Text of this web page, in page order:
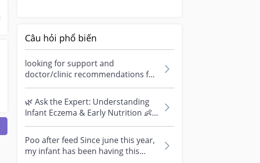
Câu hỏi phổ biến
looking for support and
doctor/clinic recommendations for
a medical abortion i'm feeling really
over...
🌿 Ask the Expert: Understanding
Infant Eczema & Early Nutrition 👶
Have questions about eczema,
sensi...
Poo after feed Since june this year,
my infant has been having this